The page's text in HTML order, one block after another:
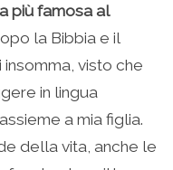
più famosa al
la Bibbia e il
visto che
in lingua
a mia figlia.
della vita, anche le